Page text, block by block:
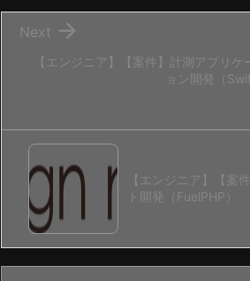
【エンジニア】【案件】計測アプリケ
ョン開発（

Next
【エンジニア】【案
ト開発（FuelPHP）